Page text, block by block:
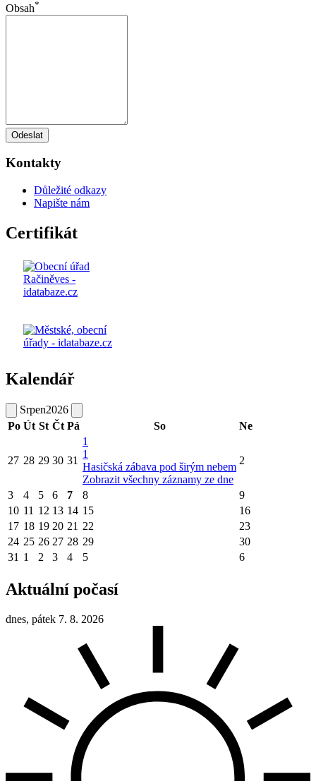
Obsah*
Odeslat
Kontakty
Důležité odkazy
Napište nám
Certifikát
Kalendář
Srpen2026
Po Út St Čt Pá So Ne
27 28 29 30 31
1
1
Hasičská zábava pod širým nebem
Zobrazit všechny záznamy ze dne
2
3 4 5 6 7 8
9
10 11 12 13 14 15
16
17 18 19 20 21 22
23
24 25 26 27 28 29
30
31 1 2 3 4 5 6
Aktuální počasí
dnes, pátek 7. 8. 2026